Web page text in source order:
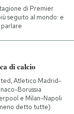
di Premier
seguito al mondo: e
di calcio
Atletico Madrid-
Borussia
e Milan-Napoli
detto tutte)